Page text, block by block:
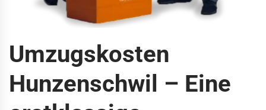
Umzugskosten
Hunzenschwil – Eine